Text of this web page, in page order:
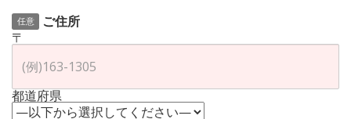
任意
ご住所
〒
都道府県